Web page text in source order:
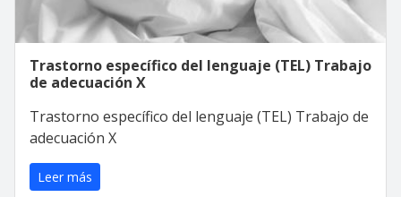
Trastorno específico del lenguaje (TEL) Trabajo
de adecuación X
Trastorno específico del lenguaje (TEL) Trabajo de
adecuación X
Leer más